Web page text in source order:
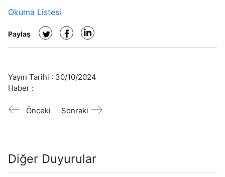
Okuma Listesi
Paylaş
Yayın Tarihi : 30/10/2024
Haber :
Önceki Sonraki
Diğer Duyurular